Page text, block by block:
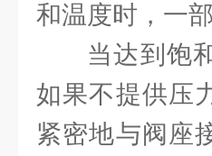
和温度时，一
当达到饱
如果不提供压
紧密地与阀座